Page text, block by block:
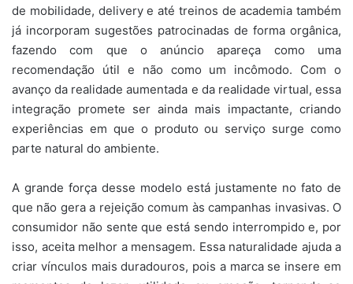
de mobilidade, delivery e até treinos de academia também
já incorporam sugestões patrocinadas de forma orgânica,
fazendo com que o anúncio apareça como uma
recomendação útil e não como um incômodo. Com o
avanço da realidade aumentada e da realidade virtual, essa
integração promete ser ainda mais impactante, criando
experiências em que o produto ou serviço surge como
parte natural do ambiente.
A grande força desse modelo está justamente no fato de
que não gera a rejeição comum às campanhas invasivas. O
consumidor não sente que está sendo interrompido e, por
isso, aceita melhor a mensagem. Essa naturalidade ajuda a
criar vínculos mais duradouros, pois a marca se insere em